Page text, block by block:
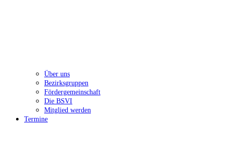
Über uns
Bezirksgruppen
Fördergemeinschaft
Die BSVI
Mitglied werden
Termine